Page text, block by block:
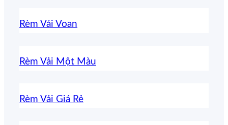
Rèm Vải Voan
Rèm Vải Một Màu
Rèm Vải Giá Rẻ